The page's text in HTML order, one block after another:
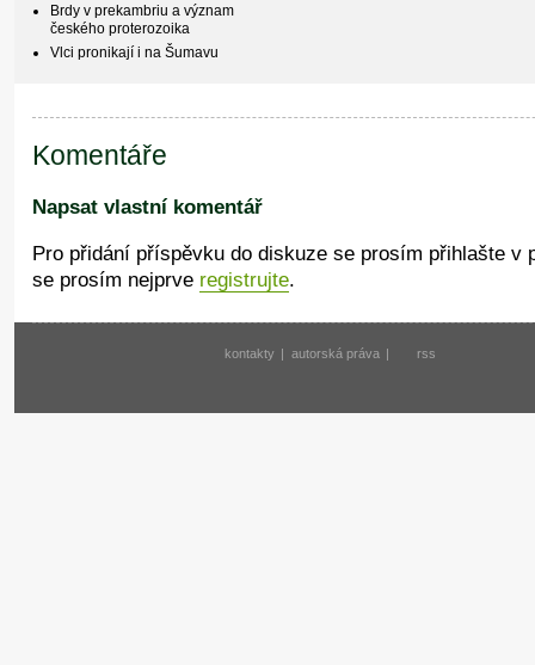
Brdy v prekambriu a význam
českého proterozoika
Vlci pronikají i na Šumavu
Komentáře
Napsat vlastní komentář
Pro přidání příspěvku do diskuze se prosím přihlašte v
se prosím nejprve registrujte.
kontakty | autorská práva | rss